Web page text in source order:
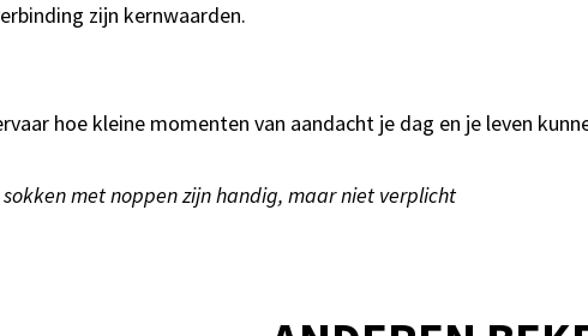
zijn kernwaarden.
hoe kleine momenten van aandacht je dag en je leven
met noppen zijn handig, maar niet verplicht